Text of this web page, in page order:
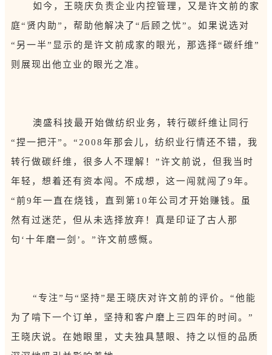
如今，王晓庆负责企业内控管理，又是许文前的家
庭“贤内助”，帮助他解决了“后顾之忧”。如果说选对
“另一半”显示的是许文前成家的眼光，那选择“碳纤维”
则展现出他立业的眼光之准。
澳盛科技最开始做纺织业务，转行碳纤维让同行
“捏一把汗”。“2008年那会儿，纺织业行情还不错，我
转行做碳纤维，很多人不理解！”许文前说，但我当时
年轻，想着还有资本闯。不成想，这一闯就闯了9年。
“前9年一直在烧钱，直到第10年公司才开始赚钱。虽
然有过迷茫，但从未选择放弃！真是印证了古人那
句‘十年磨一剑’。”许文前感慨。
“专注”与“坚持”是王晓庆对许文前的评价。“他能
为了啃下一个订单，坚持和客户磨上三四年的时间。”
王晓庆说。在她眼里，丈夫独具慧眼、持之以恒的品质